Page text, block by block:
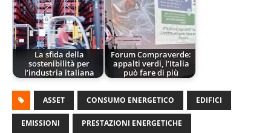
La sfida della
sostenibilità per
l’industria italiana
Forum Compraverde:
appalti verdi, l’Italia
può fare di più
ASSET CONSUMO ENERGETICO EDIFICI
EMISSIONI PRESTAZIONI ENERGETICHE